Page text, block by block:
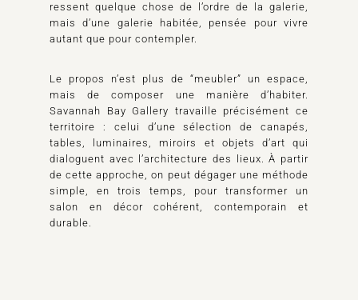
ressent quelque chose de l’ordre de la galerie,
mais d’une galerie habitée, pensée pour vivre
autant que pour contempler.
Le propos n’est plus de “meubler” un espace,
mais de composer une manière d’habiter.
Savannah Bay Gallery travaille précisément ce
territoire : celui d’une sélection de canapés,
tables, luminaires, miroirs et objets d’art qui
dialoguent avec l’architecture des lieux. À partir
de cette approche, on peut dégager une méthode
simple, en trois temps, pour transformer un
salon en décor cohérent, contemporain et
durable.